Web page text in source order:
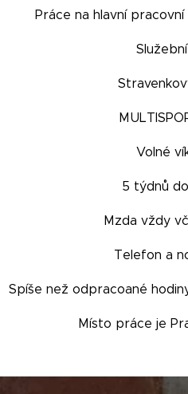
Práce na hlavní
Volné
5 týdnů
Mzda vždy
Telefon a
Spíše než odpracoané
Místo práce je